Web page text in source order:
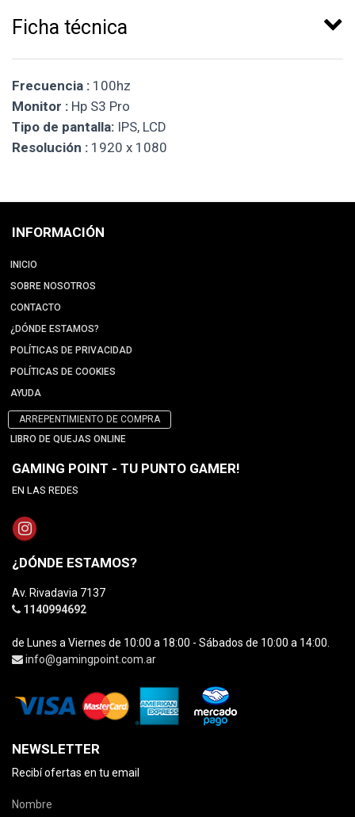
Ficha técnica
Frecuencia : 100hz
Monitor : Hp S3 Pro
Tipo de pantalla: IPS, LCD
Resolución : 1920 x 1080
INFORMACIÓN
INICIO
SOBRE NOSOTROS
CONTACTO
¿DÓNDE ESTAMOS?
POLÍTICAS DE PRIVACIDAD
POLÍTICAS DE COOKIES
AYUDA
ARREPENTIMIENTO DE COMPRA
LIBRO DE QUEJAS ONLINE
GAMING POINT - TU PUNTO GAMER!
EN LAS REDES
¿DÓNDE ESTAMOS?
Av. Rivadavia 7137
1140994692
de Lunes a Viernes de 10:00 a 18:00 - Sábados de 10:00 a 14:00.
info@gamingpoint.com.ar
NEWSLETTER
Recibí ofertas en tu email